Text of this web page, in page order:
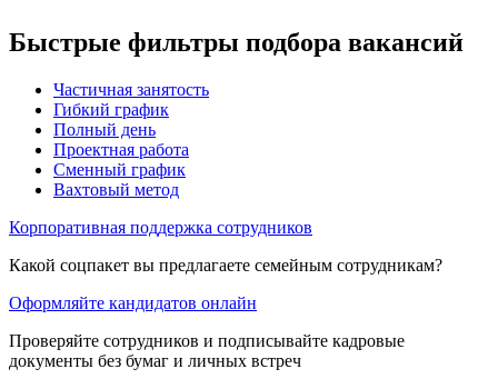
Быстрые фильтры подбора вакансий
Частичная занятость
Гибкий график
Полный день
Проектная работа
Сменный график
Вахтовый метод
Корпоративная поддержка сотрудников
Какой соцпакет вы предлагаете семейным сотрудникам?
Оформляйте кандидатов онлайн
Проверяйте сотрудников и подписывайте кадровые
документы без бумаг и личных встреч